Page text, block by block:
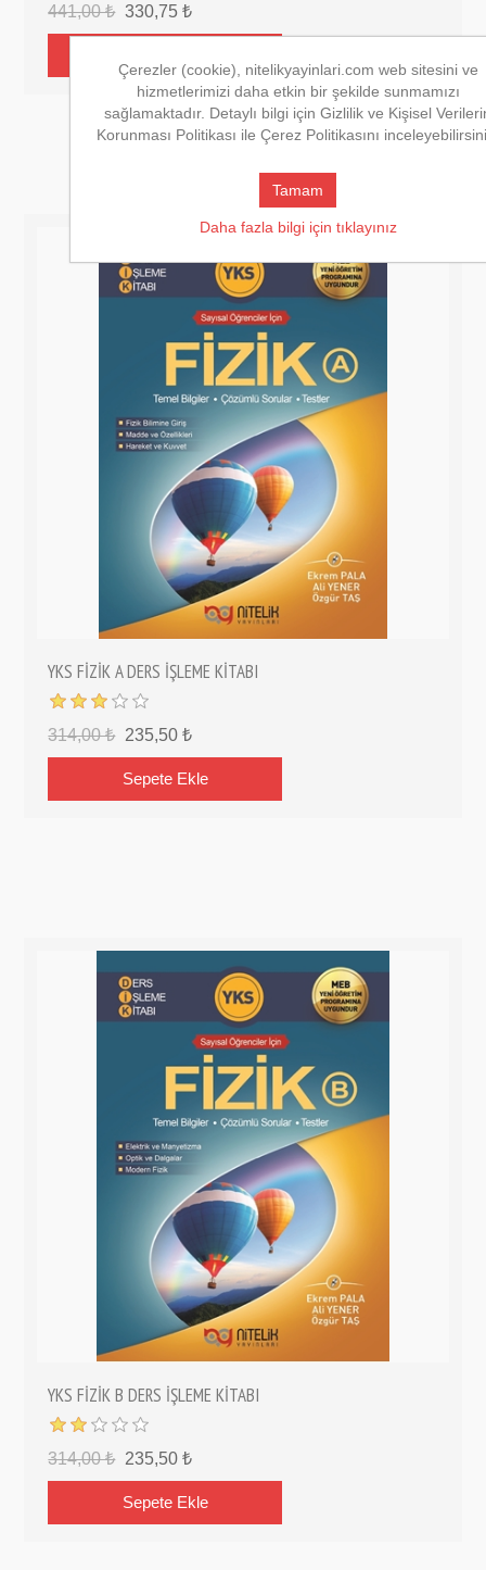
441,00 ₺ 330,75 ₺
YKS FİZİK A DERS İŞLEME KİTABI
314,00 ₺ 235,50 ₺
YKS FİZİK B DERS İŞLEME KİTABI
314,00 ₺ 235,50 ₺
Çerezler (cookie), nitelikyayinlari.com web sitesini ve
hizmetlerimizi daha etkin bir şekilde sunmamızı
sağlamaktadır. Detaylı bilgi için Gizlilik ve Kişisel
Korunması Politikası ile Çerez Politikasını
Tamam
Daha fazla bilgi için tıklayınız